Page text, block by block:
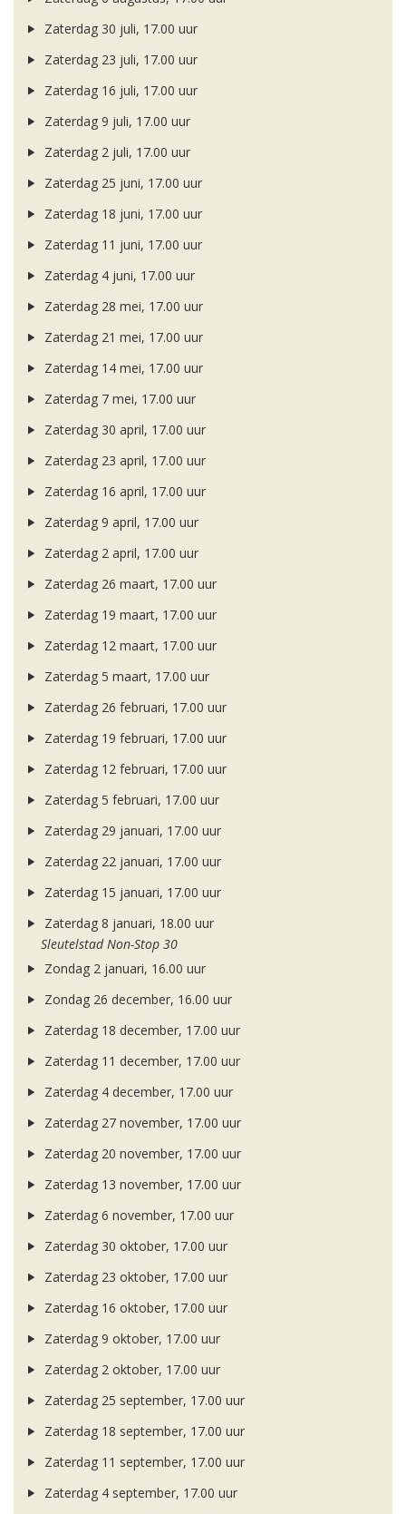
Zaterdag 30 juli, 17.00 uur
Zaterdag 23 juli, 17.00 uur
Zaterdag 16 juli, 17.00 uur
Zaterdag 9 juli, 17.00 uur
Zaterdag 2 juli, 17.00 uur
Zaterdag 25 juni, 17.00 uur
Zaterdag 18 juni, 17.00 uur
Zaterdag 11 juni, 17.00 uur
Zaterdag 4 juni, 17.00 uur
Zaterdag 28 mei, 17.00 uur
Zaterdag 21 mei, 17.00 uur
Zaterdag 14 mei, 17.00 uur
Zaterdag 7 mei, 17.00 uur
Zaterdag 30 april, 17.00 uur
Zaterdag 23 april, 17.00 uur
Zaterdag 16 april, 17.00 uur
Zaterdag 9 april, 17.00 uur
Zaterdag 2 april, 17.00 uur
Zaterdag 26 maart, 17.00 uur
Zaterdag 19 maart, 17.00 uur
Zaterdag 12 maart, 17.00 uur
Zaterdag 5 maart, 17.00 uur
Zaterdag 26 februari, 17.00 uur
Zaterdag 19 februari, 17.00 uur
Zaterdag 12 februari, 17.00 uur
Zaterdag 5 februari, 17.00 uur
Zaterdag 29 januari, 17.00 uur
Zaterdag 22 januari, 17.00 uur
Zaterdag 15 januari, 17.00 uur
Zaterdag 8 januari, 18.00 uur
Sleutelstad Non-Stop 30
Zondag 2 januari, 16.00 uur
Zondag 26 december, 16.00 uur
Zaterdag 18 december, 17.00 uur
Zaterdag 11 december, 17.00 uur
Zaterdag 4 december, 17.00 uur
Zaterdag 27 november, 17.00 uur
Zaterdag 20 november, 17.00 uur
Zaterdag 13 november, 17.00 uur
Zaterdag 6 november, 17.00 uur
Zaterdag 30 oktober, 17.00 uur
Zaterdag 23 oktober, 17.00 uur
Zaterdag 16 oktober, 17.00 uur
Zaterdag 9 oktober, 17.00 uur
Zaterdag 2 oktober, 17.00 uur
Zaterdag 25 september, 17.00 uur
Zaterdag 18 september, 17.00 uur
Zaterdag 11 september, 17.00 uur
Zaterdag 4 september, 17.00 uur